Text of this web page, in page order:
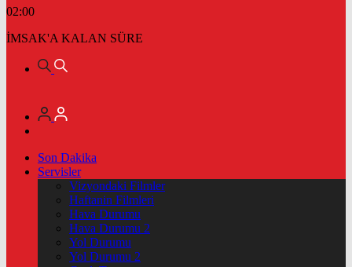
02:00
İMSAK'A KALAN SÜRE
Son Dakika
Servisler
Vizyondaki Filmler
Haftanin Filmleri
Hava Durumu
Hava Durumu 2
Yol Durumu
Yol Durumu 2